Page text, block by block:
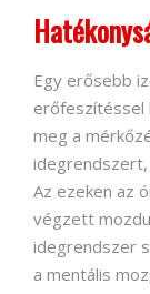
Egy erősebb
erőfeszítéssel
meg a
Az ezeken az
végzett
idegrendszer
a mentális